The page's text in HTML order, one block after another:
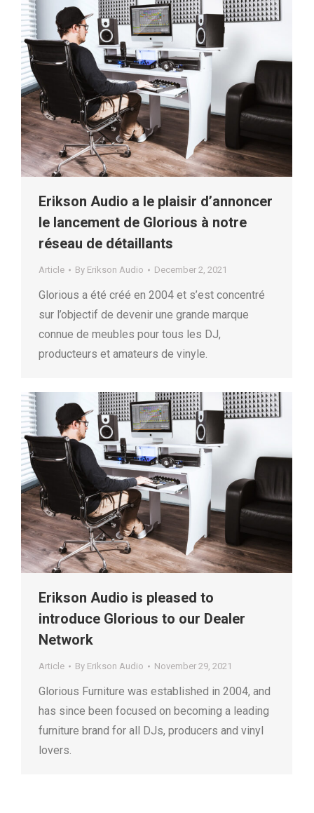
Erikson Audio a le plaisir d’annoncer
le lancement de Glorious à notre
réseau de détaillants
Article By Erikson Audio December 2, 2021
Glorious a été créé en 2004 et s’est concentré
sur l’objectif de devenir une grande marque
connue de meubles pour tous les DJ,
producteurs et amateurs de vinyle.
Erikson Audio is pleased to
introduce Glorious to our Dealer
Network
Article By Erikson Audio November 29, 2021
Glorious Furniture was established in 2004, and
has since been focused on becoming a leading
furniture brand for all DJs, producers and vinyl
lovers.